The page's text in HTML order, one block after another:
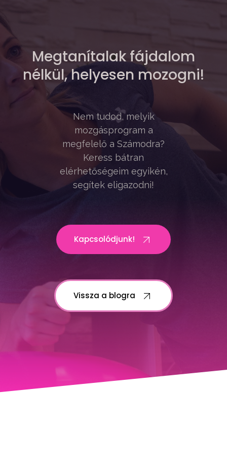
Megtanítalak fájdalom
nélkül, helyesen mozogni!
Nem tudod, melyik
mozgásprogram a
megfelelő a Számodra?
Keress bátran
elérhetőségeim egyikén,
segítek eligazodni!
Kapcsolódjunk!
Vissza a blogra